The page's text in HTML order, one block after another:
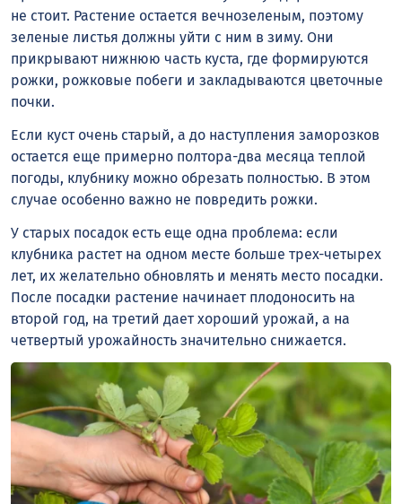
не стоит. Растение остается вечнозеленым, поэтому
зеленые листья должны уйти с ним в зиму. Они
прикрывают нижнюю часть куста, где формируются
рожки, рожковые побеги и закладываются цветочные
почки.
Если куст очень старый, а до наступления заморозков
остается еще примерно полтора-два месяца теплой
погоды, клубнику можно обрезать полностью. В этом
случае особенно важно не повредить рожки.
У старых посадок есть еще одна проблема: если
клубника растет на одном месте больше трех-четырех
лет, их желательно обновлять и менять место посадки.
После посадки растение начинает плодоносить на
второй год, на третий дает хороший урожай, а на
четвертый урожайность значительно снижается.